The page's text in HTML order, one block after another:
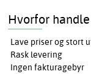
Hvorfor
Lave priser og stort
Rask levering
Ingen fakturagebyr